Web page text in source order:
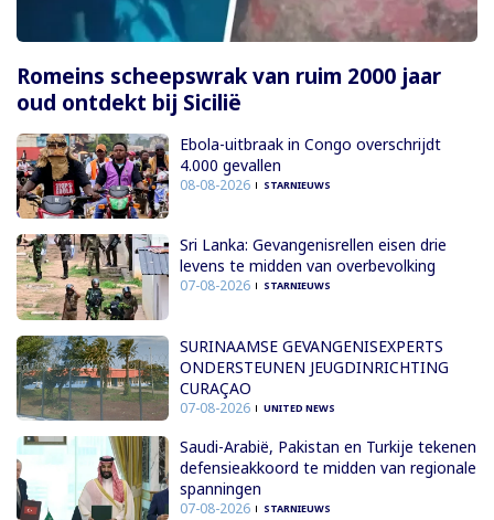
Romeins scheepswrak van ruim 2000 jaar
oud ontdekt bij Sicilië
Ebola-uitbraak in Congo overschrijdt
4.000 gevallen
08-08-2026 STARNIEUWS
Sri Lanka: Gevangenisrellen eisen drie
levens te midden van overbevolking
07-08-2026 STARNIEUWS
SURINAAMSE GEVANGENISEXPERTS
ONDERSTEUNEN JEUGDINRICHTING
CURAÇAO
07-08-2026 UNITED NEWS
Saudi-Arabië, Pakistan en Turkije tekenen
defensieakkoord te midden van regionale
spanningen
07-08-2026 STARNIEUWS